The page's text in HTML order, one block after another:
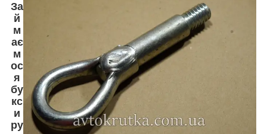
За
й
м
ає
м
ос
я
бу
кс
и
ру